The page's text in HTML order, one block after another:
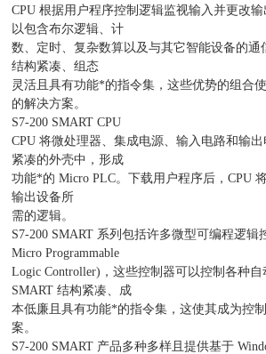
CPU 根据用户程序控制逻辑监视输入并更改
以包含布尔逻辑、计
数、定时、复杂数算以及与其它智能设备的通
结构紧凑、组态
灵活且具有功能*的指令集，这些优势的组合
的解决方案。
S7-200 SMART CPU
CPU 将微处理器、集成电源、输入电路和输
紧凑的外壳中，形成
功能*的 Micro PLC。下载用户程序后，CPU
输出设备所
需的逻辑。
S7-200 SMART 系列包括许多微型可编程逻辑
Micro Programmable
Logic Controller)，这些控制器可以控制各种自
SMART 结构紧凑、成
本低廉且具有功能*的指令集，这使其成为控
案。
S7-200 SMART 产品多种多样且提供基于